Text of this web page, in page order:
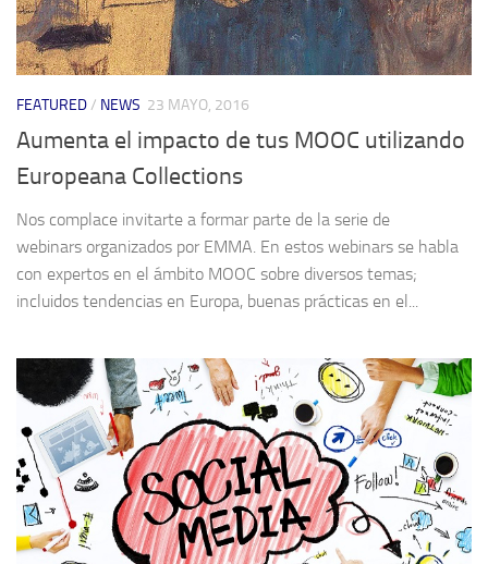
FEATURED/ NEWS 23 MAYO, 2016
Aumenta el impacto de tus MOOC utilizando
Europeana Collections
Nos complace invitarte a formar parte de la serie de
webinars organizados por EMMA. En estos webinars se habla
con expertos en el ámbito MOOC sobre diversos temas;
incluidos tendencias en Europa, buenas prácticas en el...